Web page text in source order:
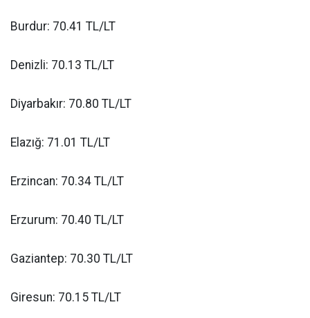
Burdur: 70.41 TL/LT
Denizli: 70.13 TL/LT
Diyarbakır: 70.80 TL/LT
Elazığ: 71.01 TL/LT
Erzincan: 70.34 TL/LT
Erzurum: 70.40 TL/LT
Gaziantep: 70.30 TL/LT
Giresun: 70.15 TL/LT